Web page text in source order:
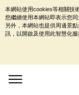
本網站使用cookies等相關技
您繼續使用本網站即表示您同
另外，本網站也提供周邊景
訊，以開啟及使用此智慧化服